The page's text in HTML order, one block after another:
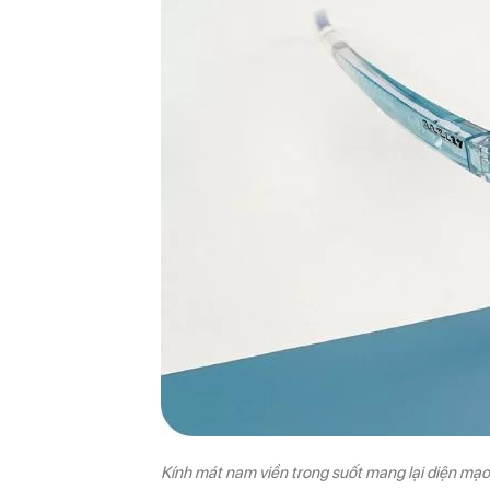
Kính mát nam viền trong suốt mang lại diện